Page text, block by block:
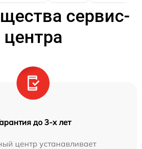
сервис-
центра
до 3-х лет
центр устанавливает